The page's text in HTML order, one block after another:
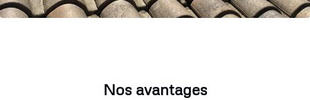
Nos avantages